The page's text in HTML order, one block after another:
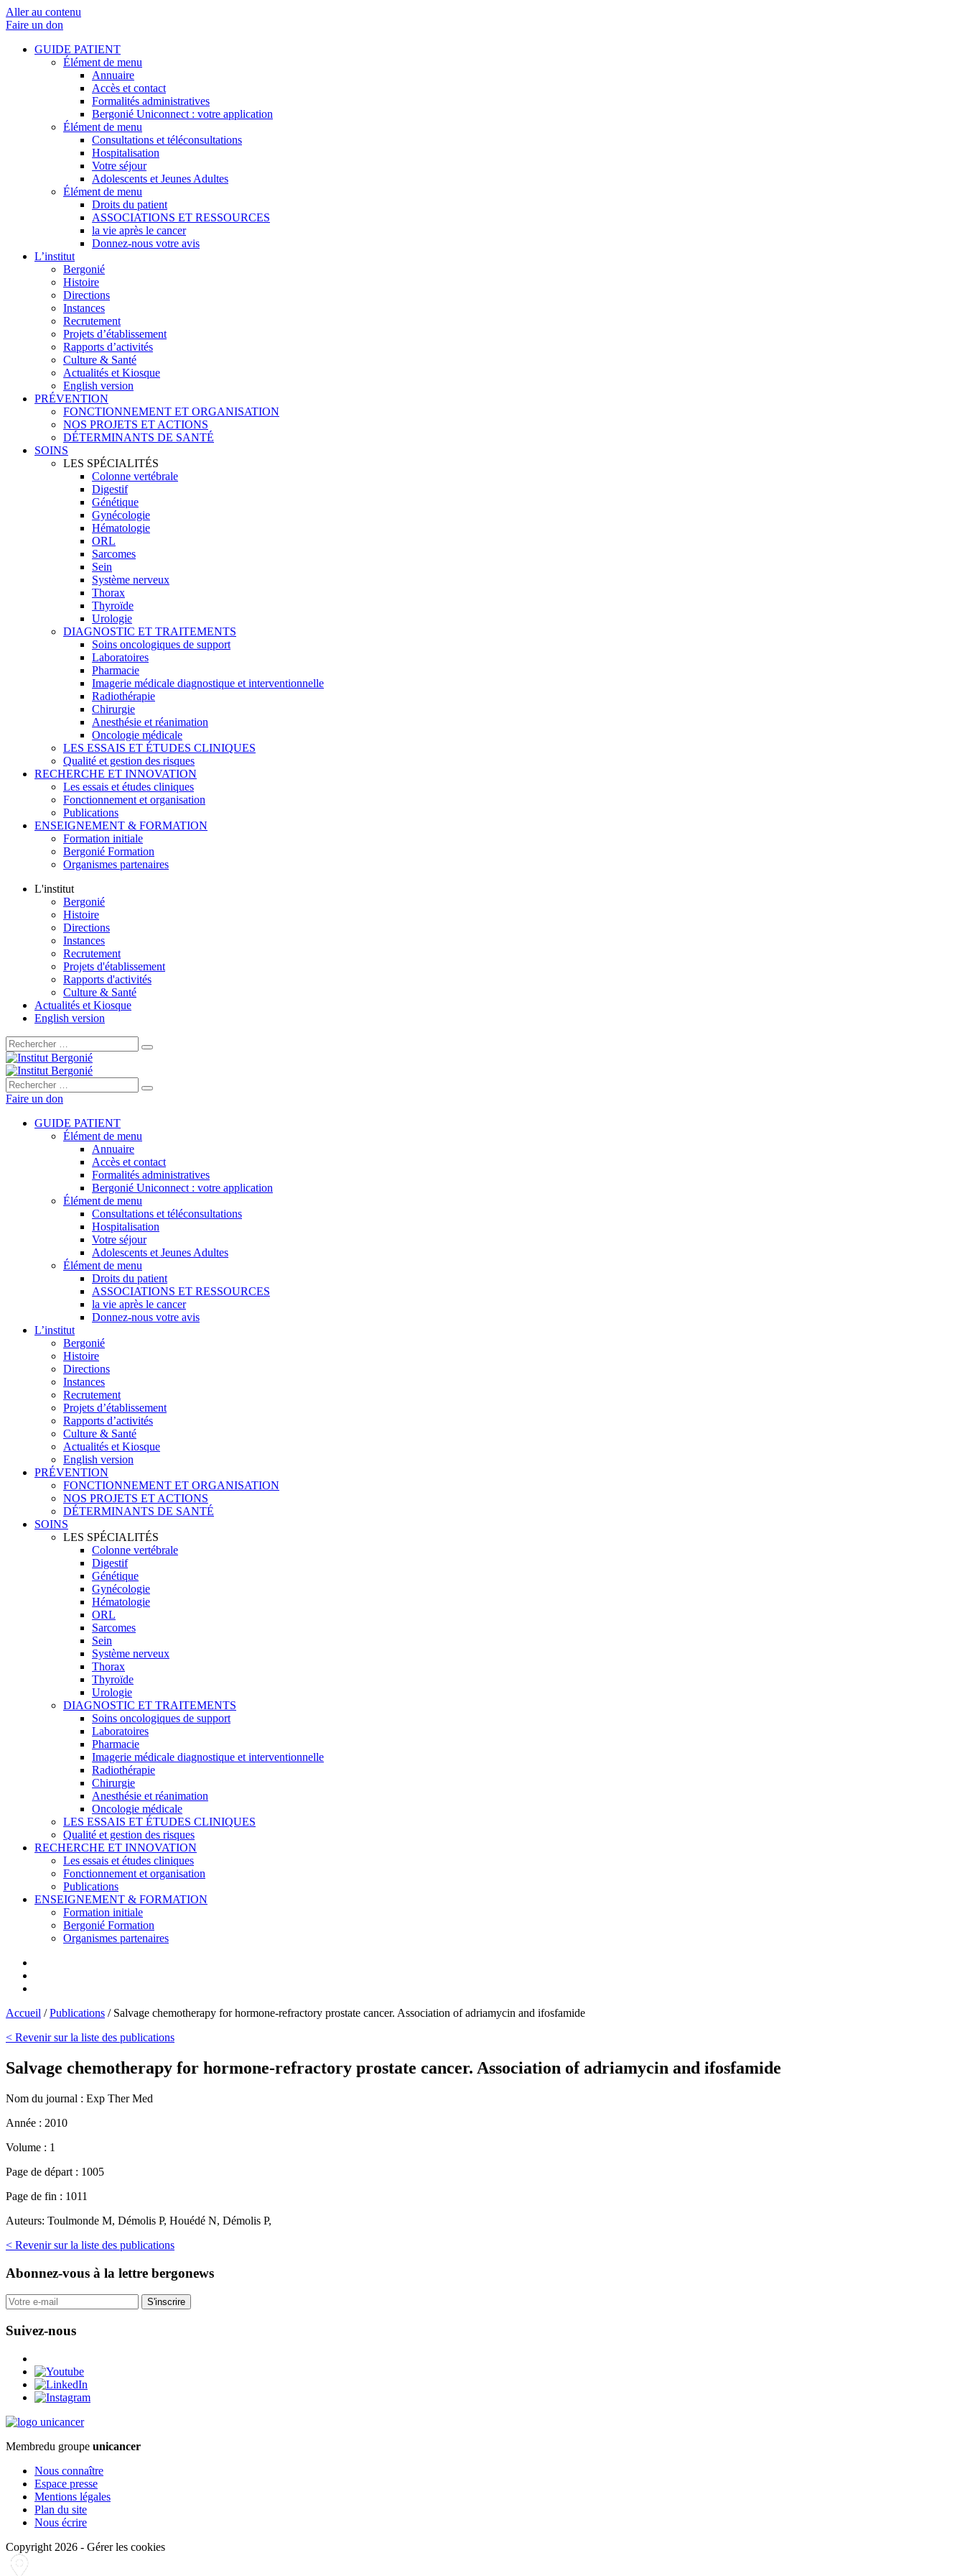
Aller au contenu
Faire un don
GUIDE PATIENT
Élément de menu
Annuaire
Accès et contact
Formalités administratives
Bergonié Uniconnect : votre application
Élément de menu
Consultations et téléconsultations
Hospitalisation
Votre séjour
Adolescents et Jeunes Adultes
Élément de menu
Droits du patient
ASSOCIATIONS ET RESSOURCES
la vie après le cancer
Donnez-nous votre avis
L’institut
Bergonié
Histoire
Directions
Instances
Recrutement
Projets d’établissement
Rapports d’activités
Culture & Santé
Actualités et Kiosque
English version
PRÉVENTION
FONCTIONNEMENT ET ORGANISATION
NOS PROJETS ET ACTIONS
DÉTERMINANTS DE SANTÉ
SOINS
LES SPÉCIALITÉS
Colonne vertébrale
Digestif
Génétique
Gynécologie
Hématologie
ORL
Sarcomes
Sein
Système nerveux
Thorax
Thyroïde
Urologie
DIAGNOSTIC ET TRAITEMENTS
Soins oncologiques de support
Laboratoires
Pharmacie
Imagerie médicale diagnostique et interventionnelle
Radiothérapie
Chirurgie
Anesthésie et réanimation
Oncologie médicale
LES ESSAIS ET ÉTUDES CLINIQUES
Qualité et gestion des risques
RECHERCHE ET INNOVATION
Les essais et études cliniques
Fonctionnement et organisation
Publications
ENSEIGNEMENT & FORMATION
Formation initiale
Bergonié Formation
Organismes partenaires
L'institut
Bergonié
Histoire
Directions
Instances
Recrutement
Projets d'établissement
Rapports d'activités
Culture & Santé
Actualités et Kiosque
English version
Rechercher :
Rechercher :
Faire un don
GUIDE PATIENT
Élément de menu
Annuaire
Accès et contact
Formalités administratives
Bergonié Uniconnect : votre application
Élément de menu
Consultations et téléconsultations
Hospitalisation
Votre séjour
Adolescents et Jeunes Adultes
Élément de menu
Droits du patient
ASSOCIATIONS ET RESSOURCES
la vie après le cancer
Donnez-nous votre avis
L’institut
Bergonié
Histoire
Directions
Instances
Recrutement
Projets d’établissement
Rapports d’activités
Culture & Santé
Actualités et Kiosque
English version
PRÉVENTION
FONCTIONNEMENT ET ORGANISATION
NOS PROJETS ET ACTIONS
DÉTERMINANTS DE SANTÉ
SOINS
LES SPÉCIALITÉS
Colonne vertébrale
Digestif
Génétique
Gynécologie
Hématologie
ORL
Sarcomes
Sein
Système nerveux
Thorax
Thyroïde
Urologie
DIAGNOSTIC ET TRAITEMENTS
Soins oncologiques de support
Laboratoires
Pharmacie
Imagerie médicale diagnostique et interventionnelle
Radiothérapie
Chirurgie
Anesthésie et réanimation
Oncologie médicale
LES ESSAIS ET ÉTUDES CLINIQUES
Qualité et gestion des risques
RECHERCHE ET INNOVATION
Les essais et études cliniques
Fonctionnement et organisation
Publications
ENSEIGNEMENT & FORMATION
Formation initiale
Bergonié Formation
Organismes partenaires
Accueil /Publications / Salvage chemotherapy for hormone-refractory prostate cancer. Association of adriamycin and ifosfamide
< Revenir sur la liste des publications
Salvage chemotherapy for hormone-refractory prostate cancer. Association of adriamycin and ifosfamide
Nom du journal : Exp Ther Med
Année : 2010
Volume : 1
Page de départ : 1005
Page de fin : 1011
Auteurs: Toulmonde M, Démolis P, Houédé N, Démolis P,
< Revenir sur la liste des publications
Abonnez-vous à la lettre bergonews
S'inscrire
Suivez-nous
Membredu groupe unicancer
Nous connaître
Espace presse
Mentions légales
Plan du site
Nous écrire
Copyright 2026 - Gérer les cookies